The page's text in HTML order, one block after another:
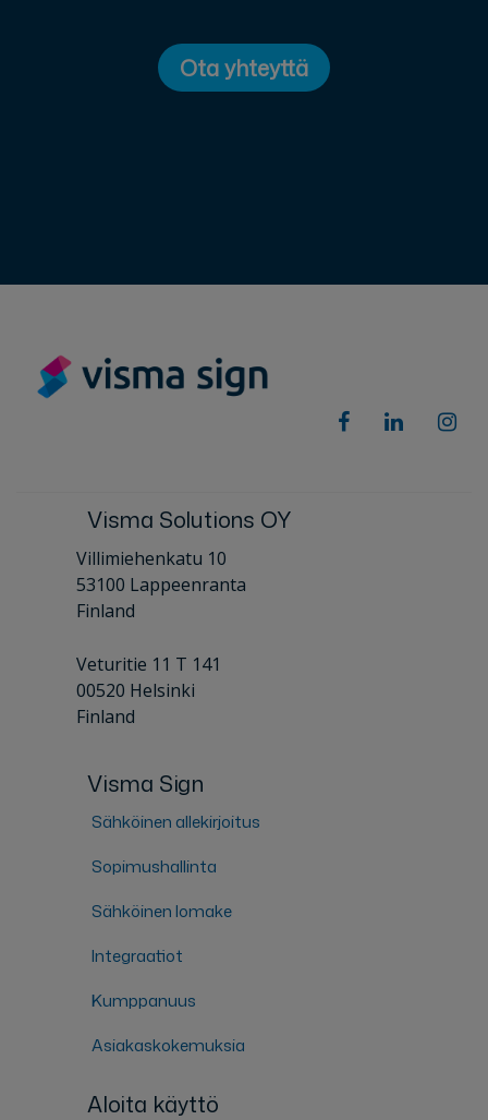
Ota yhteyttä
Visma Solutions OY
Villimiehenkatu 10
53100 Lappeenranta
Finland
Veturitie 11 T 141
00520 Helsinki
Finland
Visma Sign
Sähköinen allekirjoitus
Sopimushallinta
Sähköinen lomake
Integraatiot
Kumppanuus
Asiakaskokemuksia
Aloita käyttö